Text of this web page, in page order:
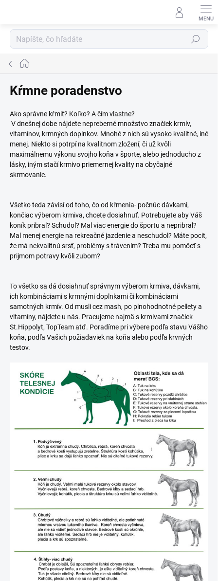
Hľadať
Domov
Kŕmne poradenstvo
Ako správne kŕmiť? Koľko? A čím vlastne?
V dnešnej dobe nájdete nepreberné množstvo značiek krmív,
vitamínov, krmných doplnkov. Mnohé z nich sú vysoko kvalitné, iné
menej. Niekto si potrpí na kvalitnom zložení, či už kvôli
maximálnemu výkonu svojho koňa v športe, alebo jednoducho z
lásky, iným stačí krmivo priemernej kvality na obyčajné
skrmovanie.
Všetko teda závisí od toho, čo od kŕmenia- počnúc dávkami,
končiac výberom krmiva, chcete dosiahnuť. Potrebujete aby Váš
koník pribral? Schudol? Mal viac energie do športu a nepribral?
Mal menej energie na rekreačné jazdenie a neschudol? Máte pocit,
že má nekvalitnú srsť, problémy s trávením? Treba mu pomôcť s
prijmom potravy kvôli zubom?
To všetko sa dá dosiahnuť správnym výberom krmiva, dávkami,
ich kombináciami s krmnými doplnkami či kombináciami
samotných krmív. Od musli cez mash, po plnohodnotné pellety a
vitamíny, nájdete u nás. Pracujeme najmä s krmivami značiek
St.Hippolyt, TopTeam atď. Poradíme pri výbere podľa stavu Vášho
koňa, podľa Vašich požiadaviek na koňa alebo podľa krvných
testov.